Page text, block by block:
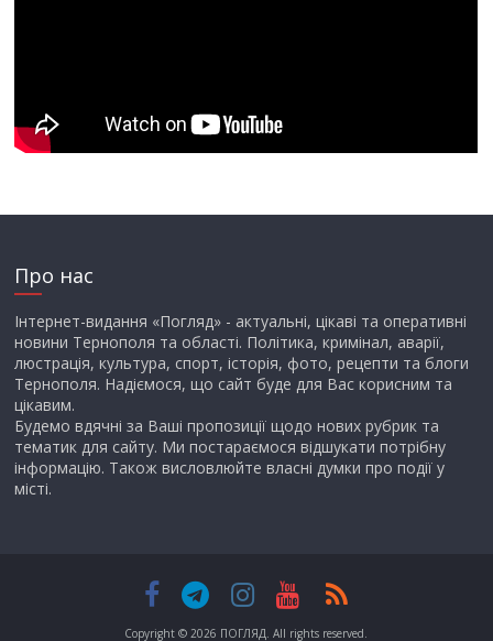
Про нас
Інтернет-видання «Погляд» - актуальні, цікаві та оперативні
новини Тернополя та області. Політика, кримінал, аварії,
люстрація, культура, спорт, історія, фото, рецепти та блоги
Тернополя. Надіємося, що сайт буде для Вас корисним та
цікавим.
Будемо вдячні за Ваші пропозиції щодо нових рубрик та
тематик для сайту. Ми постараємося відшукати потрібну
інформацію. Також висловлюйте власні думки про події у
місті.
Copyright © 2026 ПОГЛЯД . All rights reserved.